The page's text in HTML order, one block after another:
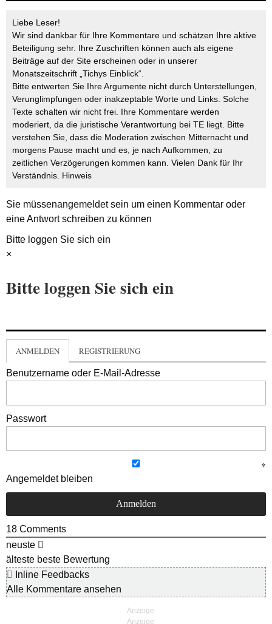
Liebe Leser!
Wir sind dankbar für Ihre Kommentare und schätzen Ihre aktive
Beteiligung sehr. Ihre Zuschriften können auch als eigene
Beiträge auf der Site erscheinen oder in unserer
Monatszeitschrift „Tichys Einblick“.
Bitte entwerten Sie Ihre Argumente nicht durch Unterstellungen,
Verunglimpfungen oder inakzeptable Worte und Links. Solche
Texte schalten wir nicht frei. Ihre Kommentare werden
moderiert, da die juristische Verantwortung bei TE liegt. Bitte
verstehen Sie, dass die Moderation zwischen Mitternacht und
morgens Pause macht und es, je nach Aufkommen, zu
zeitlichen Verzögerungen kommen kann. Vielen Dank für Ihr
Verständnis. Hinweis
Sie müssenangemeldetsein um einen Kommentar oder
eine Antwort schreiben zu können
Bitte loggen Sie sich ein
×
Bitte loggen Sie sich ein
ANMELDEN REGISTRIERUNG
Benutzername oder E-Mail-Adresse
Passwort
Angemeldet bleiben
18 Comments
neuste
älteste beste Bewertung
Inline Feedbacks
Alle Kommentare ansehen